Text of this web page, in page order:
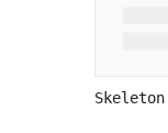
Skeleton